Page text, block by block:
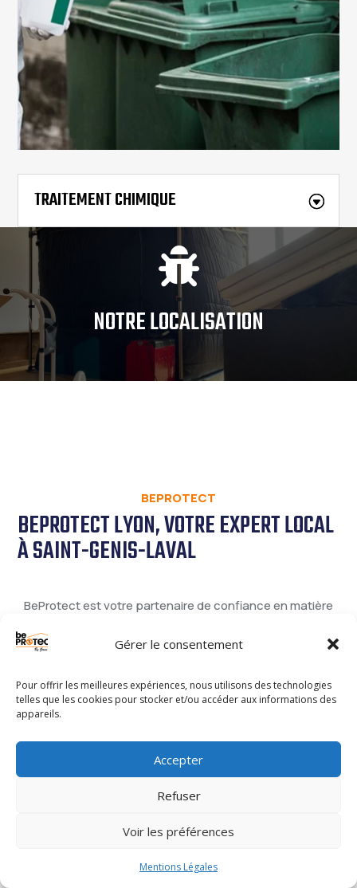
Gérer le consentement
Pour offrir les meilleures expériences, nous utilisons des technologies
telles que les cookies pour stocker et/ou accéder aux informations des
appareils.
Accepter
Refuser
Voir les préférences
Mentions Légales
TRAITEMENT CHIMIQUE

NOTRE LOCALISATION
BEPROTECT
BEPROTECT LYON, VOTRE EXPERT LOCAL
À SAINT-GENIS-LAVAL
BeProtect est votre partenaire de confiance en matière
d’Entreprise deDératisationà Saint-Genis-laval
et autres rongeurs dans vos habitations ou locaux
professionnels. Nos méthodes modernes respectent
l’environnement et les normes sanitaires, garantissant un
traitement sûr et durable. De plus, notre implantation
locale nous permet d’offrir des interventions rapides,
discrètes et adaptées à chaque situation. Contactez-
nous dès aujourd’hui pour un devis gratuit et profitez d’un
NOUS CONTACTER